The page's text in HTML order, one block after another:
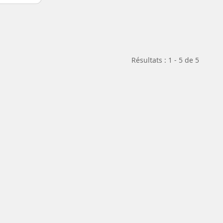
Résultats : 1 - 5 de 5